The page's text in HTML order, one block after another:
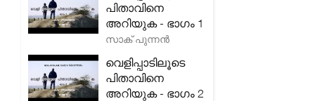
പിതാവിനെ
അറിയുക - ഭാഗം 1
സാക് പുന്നൻ
വെളിപ്പാടിലൂടെ
പിതാവിനെ
അറിയുക - ഭാഗം 2